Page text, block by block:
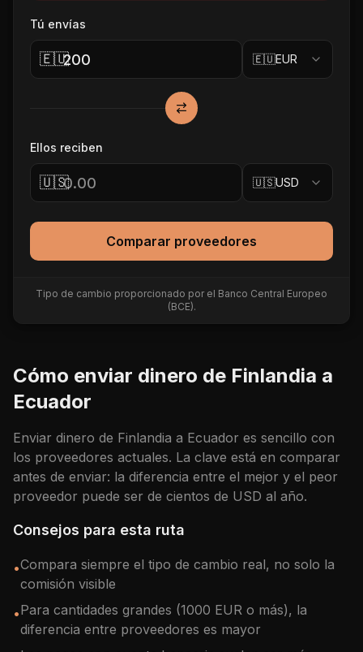
Tú envías
🇪🇺 🇪🇺EUR
Ellos reciben
🇺🇸 🇺🇸USD
Comparar proveedores
Tipo de cambio proporcionado por el Banco Central Europeo
(BCE).
Cómo enviar dinero de Finlandia a
Ecuador
Enviar dinero de Finlandia a Ecuador es sencillo con
los proveedores actuales. La clave está en comparar
antes de enviar: la diferencia entre el mejor y el peor
proveedor puede ser de cientos de USD al año.
Consejos para esta ruta
•Compara siempre el tipo de cambio real, no solo la
comisión visible
•Para cantidades grandes (1000 EUR o más), la
diferencia entre proveedores es mayor